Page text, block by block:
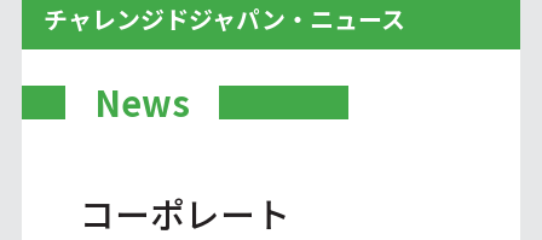
チャレンジドジャパン・ニュース
News
コーポレート